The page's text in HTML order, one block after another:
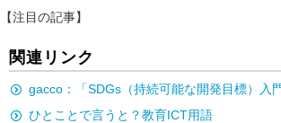
【注目の記事】
関連リンク
gacco：「SDGs（持続可能な開発目標）入門
ひとことで言うと？教育ICT用語